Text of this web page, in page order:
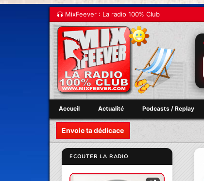
MixFeever : La radio 100% Club
Accueil Actualité Podcasts / Replay
Envoie ta dédicace
ECOUTER LA RADIO